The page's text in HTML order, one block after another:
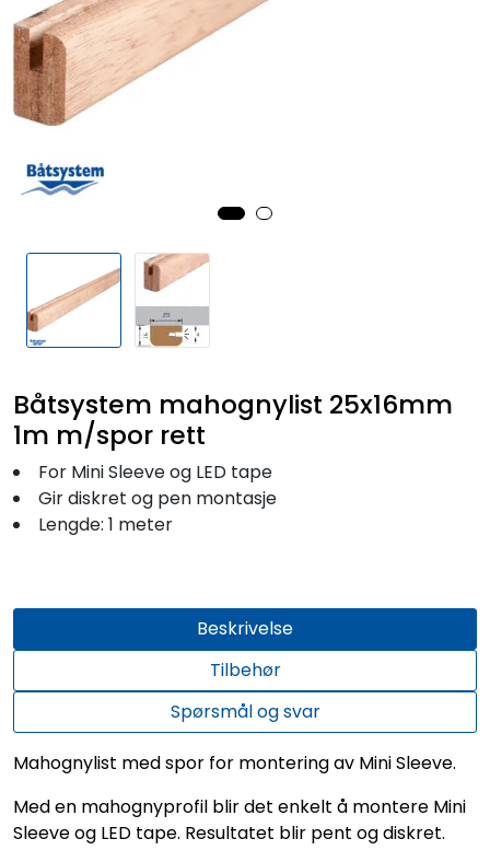
Båtsystem mahognylist 25x16mm
1m m/spor rett
For Mini Sleeve og LED tape
Gir diskret og pen montasje
Lengde: 1 meter
Beskrivelse
Tilbehør
Spørsmål og svar
Mahognylist med spor for montering av Mini Sleeve.
Med en mahognyprofil blir det enkelt å montere Mini
Sleeve og LED tape. Resultatet blir pent og diskret.
Fritid/Sikkerhet
Seil
Outlet
Kampanje